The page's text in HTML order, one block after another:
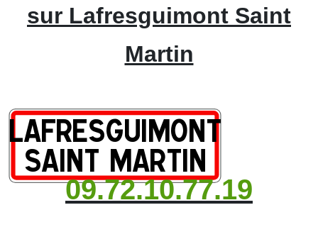
sur Lafresguimont Saint
Martin
09.72.10.77.19